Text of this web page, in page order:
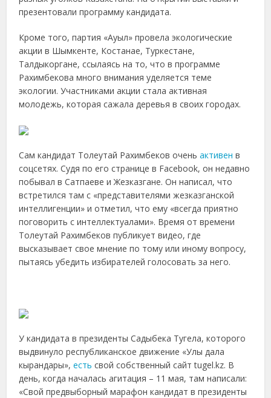
презентовали программу кандидата.
Кроме того, партия «Ауыл» провела экологические
акции в Шымкенте, Костанае, Туркестане,
Талдыкоргане, ссылаясь на то, что в программе
Рахимбекова много внимания уделяется теме
экологии. Участниками акции стала активная
молодежь, которая сажала деревья в своих городах.
Сам кандидат Толеутай Рахимбеков оченьактивен в
соцсетях. Судя по его странице в Facebook, он недавно
побывал в Сатпаеве и Жезказгане. Он написал, что
встретился там с «представителями жезказганской
интеллигенции» и отметил, что ему «всегда приятно
поговорить с интеллектуалами». Время от времени
Толеутай Рахимбеков публикует видео, где
высказывает свое мнение по тому или иному вопросу,
пытаясь убедить избирателей голосовать за него.
У кандидата в президенты Садыбека Тугела, которого
выдвинуло республиканское движение «Улы дала
кырандары»,есть свой собственный сайт tugel.kz. В
день, когда началась агитация – 11 мая, там написали:
«Свой предвыборный марафон кандидат в президенты